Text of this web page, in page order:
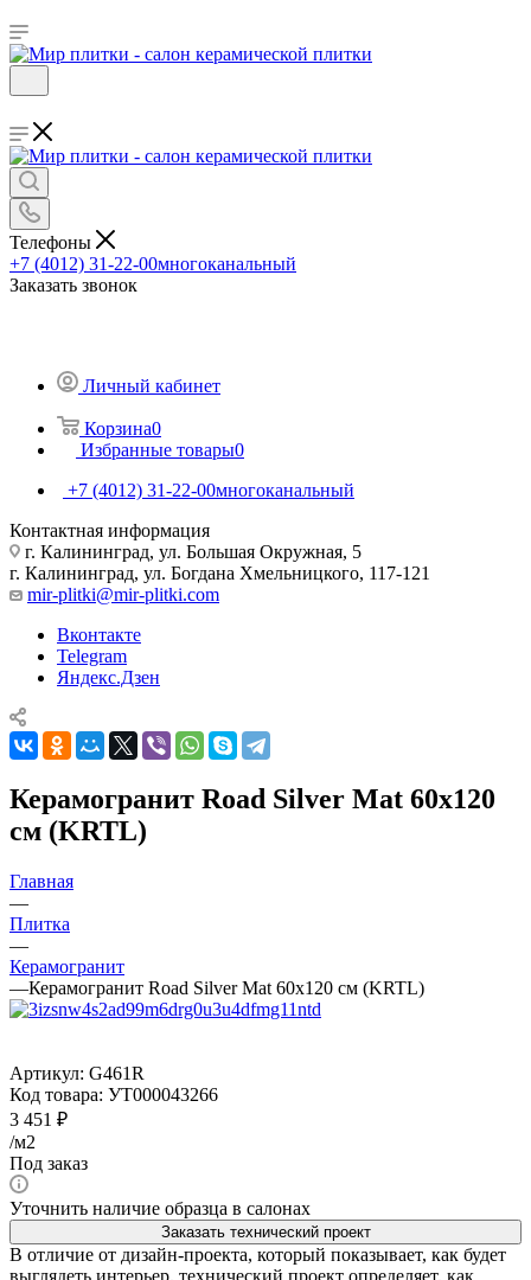
Телефоны
+7 (4012) 31-22-00многоканальный
Заказать звонок
Личный кабинет
Корзина0
Избранные товары0
+7 (4012) 31-22-00многоканальный
Контактная информация
г. Калининград, ул. Большая Окружная, 5
г. Калининград, ул. Богдана Хмельницкого, 117-121
mir-plitki@mir-plitki.com
Вконтакте
Telegram
Яндекс.Дзен
Керамогранит Road Silver Mat 60x120
см (KRTL)
Главная
—
Плитка
—
Керамогранит
—Керамогранит Road Silver Mat 60x120 см (KRTL)
Артикул: G461R
Код товара: УТ000043266
3 451 ₽
/м2
Под заказ
Уточнить наличие образца в салонах
Заказать технический проект
В отличие от дизайн-проекта, который показывает, как будет
выглядеть интерьер, технический проект определяет, как